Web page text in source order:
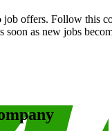
job offers. Follow this
soon as new jobs